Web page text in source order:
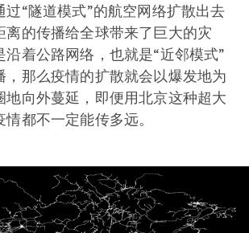
过“隧道模式”的航空网络扩散出去
离的传播给全球带来了巨大的灾
着公路网络，也就是“近邻模式”
，那么疫情的扩散就会以爆发地为
地向外蔓延，即便用北京这种超大
都不一定能传多远。